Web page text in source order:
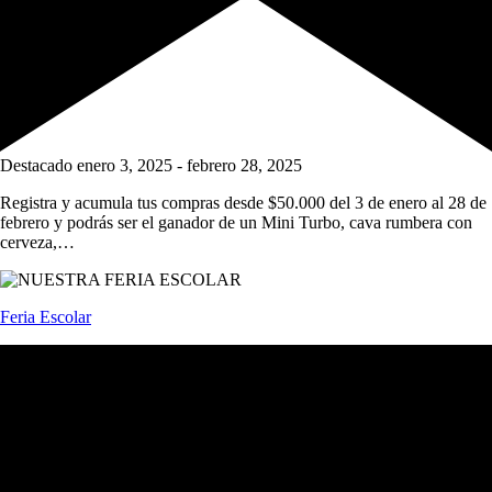
Destacado enero 3, 2025 - febrero 28, 2025
Registra y acumula tus compras desde $50.000 del 3 de enero al 28 de
febrero y podrás ser el ganador de un Mini Turbo, cava rumbera con
cerveza,…
Feria Escolar